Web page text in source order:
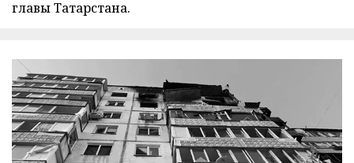
главы Татарстана.